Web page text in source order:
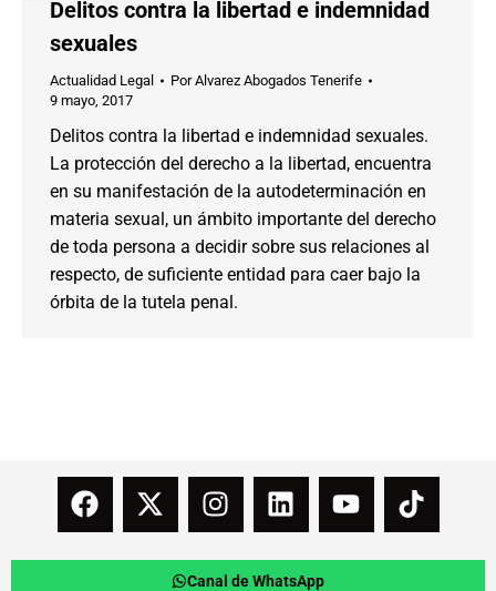
Delitos contra la libertad e indemnidad
sexuales
Actualidad Legal PorAlvarez Abogados Tenerife
9 mayo, 2017
Delitos contra la libertad e indemnidad sexuales.
La protección del derecho a la libertad, encuentra
en su manifestación de la autodeterminación en
materia sexual, un ámbito importante del derecho
de toda persona a decidir sobre sus relaciones al
respecto, de suficiente entidad para caer bajo la
órbita de la tutela penal.
Canal de WhatsApp